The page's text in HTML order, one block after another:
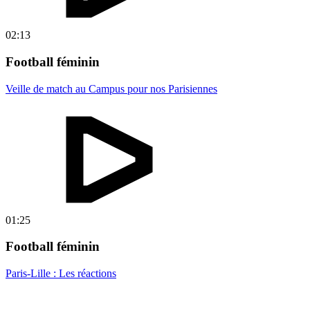
02:13
Football féminin
Veille de match au Campus pour nos Parisiennes
01:25
Football féminin
Paris-Lille : Les réactions